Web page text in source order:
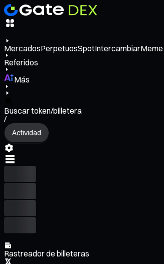
MercadosPerpetuosSpotIntercambiarMeme
Referidos
Más
Buscar token/billetera
/
Actividad
Rastreador de billeteras